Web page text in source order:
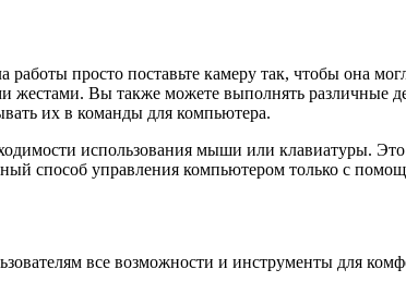
просто поставьте камеру так, чтобы она
Вы также можете выполнять различные
их в команды для компьютера.
использования мыши или клавиатуры.
способ управления компьютером только с
все возможности и инструменты для